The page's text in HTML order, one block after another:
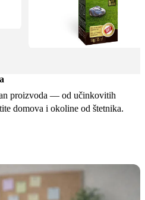
proizvoda — od učinkovitih
domova i okoline od štetnika.